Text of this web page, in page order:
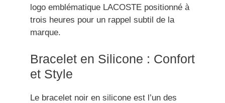
logo emblématique LACOSTE positionné à
trois heures pour un rappel subtil de la
marque.
Bracelet en Silicone : Confort
et Style
Le bracelet noir en silicone est l’un des